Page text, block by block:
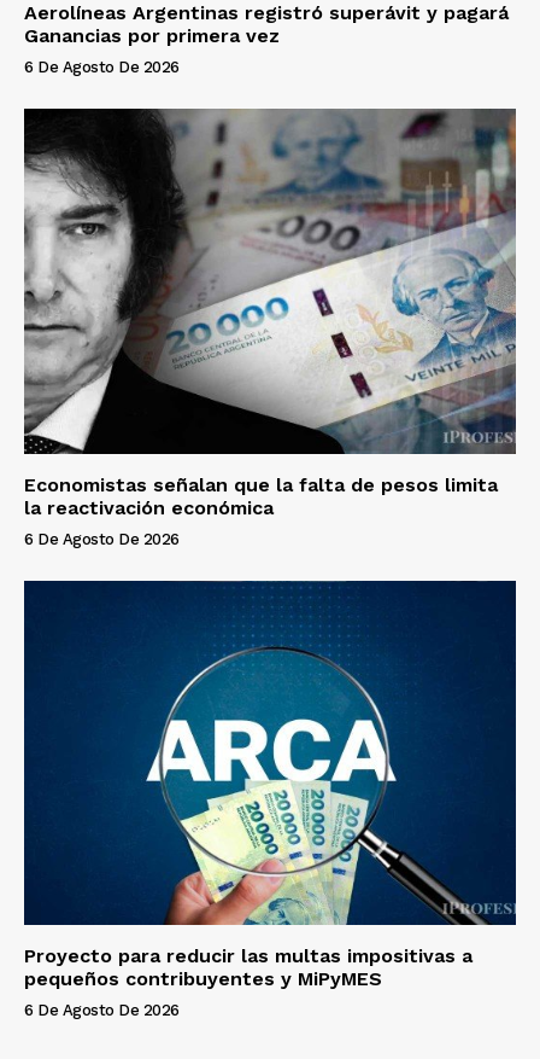
Aerolíneas Argentinas registró superávit y pagará
Ganancias por primera vez
6 De Agosto De 2026
Economistas señalan que la falta de pesos limita
la reactivación económica
6 De Agosto De 2026
Proyecto para reducir las multas impositivas a
pequeños contribuyentes y MiPyMES
6 De Agosto De 2026